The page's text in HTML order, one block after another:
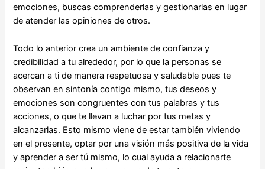
emociones, buscas comprenderlas y gestionarlas en lugar
de atender las opiniones de otros.
Todo lo anterior crea un ambiente de confianza y
credibilidad a tu alrededor, por lo que la personas se
acercan a ti de manera respetuosa y saludable pues te
observan en sintonía contigo mismo, tus deseos y
emociones son congruentes con tus palabras y tus
acciones, o que te llevan a luchar por tus metas y
alcanzarlas. Esto mismo viene de estar también viviendo
en el presente, optar por una visión más positiva de la vida
y aprender a ser tú mismo, lo cual ayuda a relacionarte